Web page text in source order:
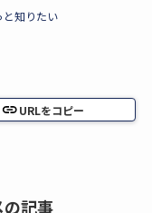
と知りたい
URLをコピー
記事